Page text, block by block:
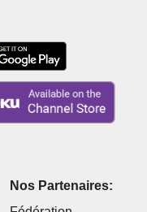
Nos Partenaires: